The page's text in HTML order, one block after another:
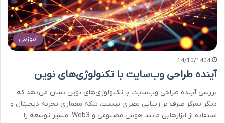
آموزش
14/10/1404
آینده طراحی وب‌سایت با تکنولوژی‌های نوین
بررسی آینده طراحی وب‌سایت با تکنولوژی‌های نوین نشان می‌دهد که
دیگر تمرکز صرف بر زیبایی بصری نیست، بلکه معماری تجربه دیجیتال و
استفاده از ابزارهایی مانند هوش مصنوعی و Web3، مسیر توسعه را